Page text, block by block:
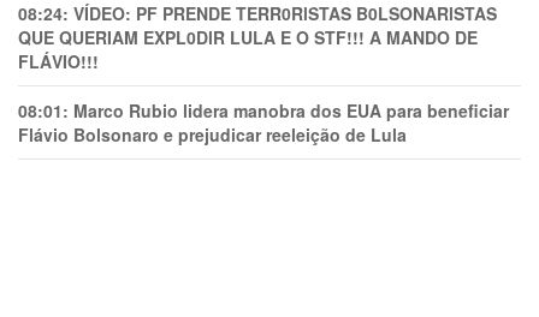
08:24: VÍDEO: PF PRENDE TERR0RlSTAS B0LSONARlSTAS
QUE QUERIAM EXPL0DlR LULA E O STF!!! A MANDO DE
FLÁVIO!!!
08:01: Marco Rubio lidera manobra dos EUA para beneficiar
Flávio Bolsonaro e prejudicar reeleição de Lula